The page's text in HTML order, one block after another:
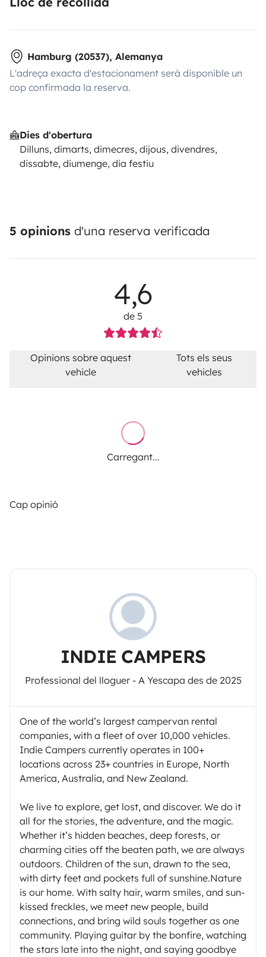
Hamburg (20537), Alemanya
L'adreça exacta d'estacionament serà disponible un
cop confirmada la reserva.
Dies d'obertura
Dilluns, dimarts, dimecres, dijous, divendres,
dissabte, diumenge, dia festiu
5 opinions d'una reserva verificada
4,6
de 5
Opinions sobre aquest
vehicle
Tots els seus
vehicles
Carregant...
Cap opinió
INDIE CAMPERS
Professional del lloguer - A Yescapa des de 2025
One of the world’s largest campervan rental
companies, with a fleet of over 10,000 vehicles.
Indie Campers currently operates in 100+
locations across 23+ countries in Europe, North
America, Australia, and New Zealand.
We live to explore, get lost, and discover. We do it
all for the stories, the adventure, and the magic.
Whether it’s hidden beaches, deep forests, or
charming cities off the beaten path, we are always
outdoors. Children of the sun, drawn to the sea,
with dirty feet and pockets full of sunshine.Nature
is our home. With salty hair, warm smiles, and sun-
kissed freckles, we meet new people, build
connections, and bring wild souls together as one
community. Playing guitar by the bonfire, watching
the stars late into the night, and saying goodbye